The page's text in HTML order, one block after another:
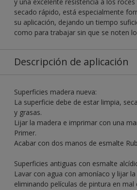
secado rápido, está especialmente
su aplicación, dejando un tiempo
como para trabajar sin que se noten
Descripción de aplicación
Superficies madera nueva:
La superficie debe de estar limpia,
y grasas.
Lijar la madera e imprimar con una
Primer.
Acabar con dos manos de esmalte
Superficies antiguas con esmalte
Lavar con agua con amoníaco y lijar
eliminando películas de pintura en